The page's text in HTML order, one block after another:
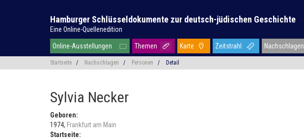
Hamburger Schlüsseldokumente zur deutsch-jüdischen Geschichte
Eine Online-Quellenedition
Online-Ausstellungen Themen Karte Zeitstrahl Nachschlagen
Startseite / Nachschlagen / Personen / Detail
Sylvia Necker
Geboren:
1974, Frankfurt am Main
Startseite: